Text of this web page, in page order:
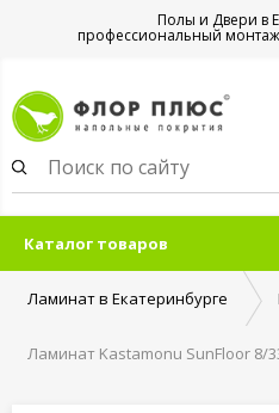
Полы и Двери в
профессиональный
Каталог товаров
Ламинат в Екатеринбурге
Ламинат Kastamonu SunFloor 8/